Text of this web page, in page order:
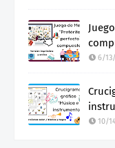
6/
10/